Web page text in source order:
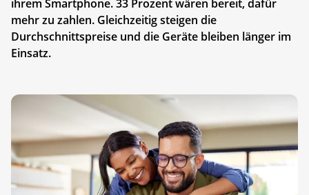
ihrem Smartphone. 33 Prozent wären bereit, dafür
mehr zu zahlen. Gleichzeitig steigen die
Durchschnittspreise und die Geräte bleiben länger im
Einsatz.